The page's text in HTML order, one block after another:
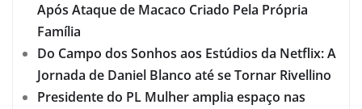
Após Ataque de Macaco Criado Pela Própria
Família
Do Campo dos Sonhos aos Estúdios da Netflix: A
Jornada de Daniel Blanco até se Tornar Rivellino
Presidente do PL Mulher amplia espaço nas